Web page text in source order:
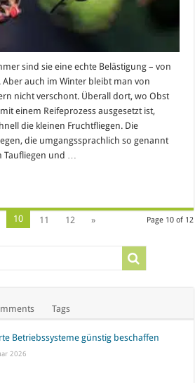
sind sie eine echte Belästigung – von
Aber auch im Winter bleibt man von
nicht verschont. Überall dort, wo Obst
einem Reifeprozess ausgesetzt ist,
die kleinen Fruchtfliegen. Die
die umgangssprachlich so genannt
und …
Page 10 of 12
10 11 12 »
Tags
Betriebssysteme günstig beschaffen
2026